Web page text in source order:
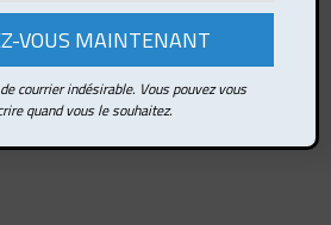
courrier indésirable. Vous pouvez vous
quand vous le souhaitez.